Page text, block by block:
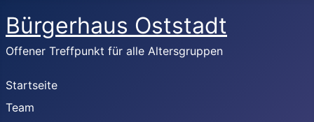
Bürgerhaus Oststadt
Offener Treffpunkt für alle Altersgruppen
Startseite
Team